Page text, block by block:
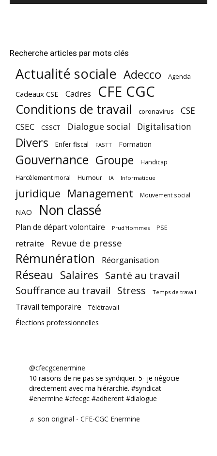
Recherche articles par mots clés
Actualité sociale Adecco Agenda
Cadeaux CSE Cadres CFE CGC
Conditions de travail coronavirus CSE
CSEC CSSCT Dialogue social Digitalisation
Divers Enfer fiscal FASTT Formation
Gouvernance Groupe Handicap
Harcèlement moral Humour IA Informatique
juridique Management Mouvement social
NAO Non classé
Plan de départ volontaire Prud'Hommes PSE
retraite Revue de presse
Rémunération Réorganisation
Réseau Salaires Santé au travail
Souffrance au travail Stress Temps de travail
Travail temporaire Télétravail
Élections professionnelles
@cfecgcenermine
10 raisons de ne pas se syndiquer. 5- je négocie
directement avec ma hiérarchie. #syndicat
#enermine #cfecgc #adherent #dialogue
♬ son original - CFE-CGC Enermine